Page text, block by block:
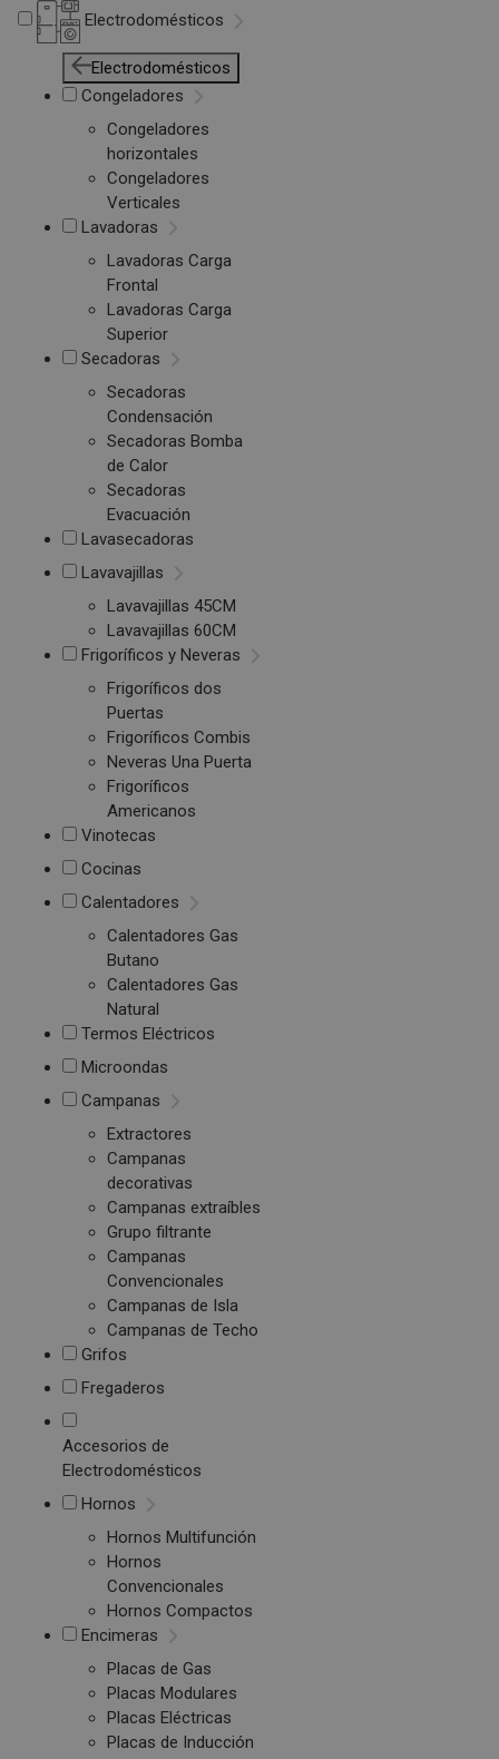
Electrodomésticos
Electrodomésticos
Congeladores
Congeladores
horizontales
Congeladores
Verticales
Lavadoras
Lavadoras Carga
Frontal
Lavadoras Carga
Superior
Secadoras
Secadoras
Condensación
Secadoras Bomba
de Calor
Secadoras
Evacuación
Lavasecadoras
Lavavajillas
Lavavajillas 45CM
Lavavajillas 60CM
Frigoríficos y Neveras
Frigoríficos dos
Puertas
Frigoríficos Combis
Neveras Una Puerta
Frigoríficos
Americanos
Vinotecas
Cocinas
Calentadores
Calentadores Gas
Butano
Calentadores Gas
Natural
Termos Eléctricos
Microondas
Campanas
Extractores
Campanas
decorativas
Campanas extraíbles
Grupo filtrante
Campanas
Convencionales
Campanas de Isla
Campanas de Techo
Grifos
Fregaderos
Accesorios de
Electrodomésticos
Hornos
Hornos Multifunción
Hornos
Convencionales
Hornos Compactos
Encimeras
Placas de Gas
Placas Modulares
Placas Eléctricas
Placas de Inducción